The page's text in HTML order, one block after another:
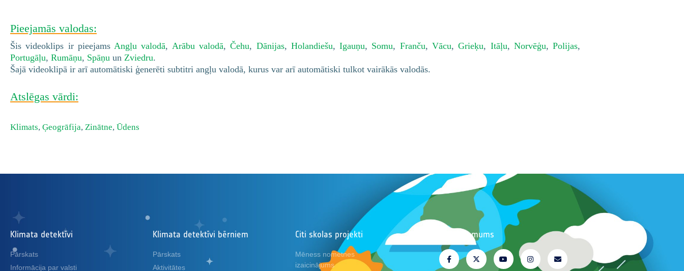
Pieejamās valodas:
Šis videoklips ir pieejamsAngļu valodā, Arābu valodā,Čehu, Dānijas, Holandiešu,Igauņu, Somu, Franču, Vācu,Grieķu, Itāļu, Norvēģu,Polijas,
Portugāļu, Rumāņu, Spāņu un Zviedru.
Šajā videoklipā ir arī automātiski ģenerēti subtitri angļu valodā, kurus var arī automātiski tulkot vairākās valodās.
Atslēgas vārdi:
Klimats, Ģeogrāfija, Zinātne, Ūdens
Klimata detektīvi
Pārskats
Informācija par valsti
Klimata detektīvi bērniem
Pārskats
Aktivitātes
Citi skolas projekti
Mēness nometnes
izaicinājums
Sekojiet mums